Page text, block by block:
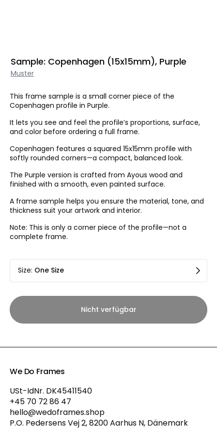
Sample: Copenhagen (15x15mm), Purple
Muster
This frame sample is a small corner piece of the
Copenhagen profile in Purple.
It lets you see and feel the profile’s proportions, surface,
and color before ordering a full frame.
Copenhagen features a squared 15x15mm profile with
softly rounded corners—a compact, balanced look.
The Purple version is crafted from Ayous wood and
finished with a smooth, even painted surface.
A frame sample helps you ensure the material, tone, and
thickness suit your artwork and interior.
Note: This is only a corner piece of the profile—not a
complete frame.
Size: One Size
Nicht verfügbar
We Do Frames
USt-IdNr. DK45411540
+45 70 72 86 47
hello@wedoframes.shop
P.O. Pedersens Vej 2, 8200 Aarhus N, Dänemark